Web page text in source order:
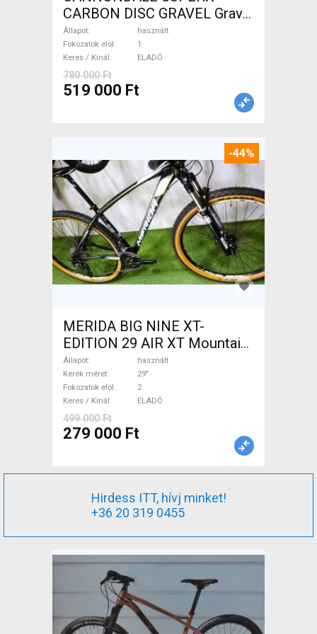
CARBON DISC GRAVEL Gravel
/ CX tárcsafék használt
ELADÓ
Állapot
használt
Fokozatok elöl
1
Keres / Kínál
ELADÓ
780 000 Ft
519 000 Ft
-44%
MERIDA BIG NINE XT-
EDITION 29 AIR XT Mountain
Bike 29" elöl teleszkópos
használt ELADÓ
Állapot
használt
Kerék méret
29"
Fokozatok elöl
2
Keres / Kínál
ELADÓ
499 000 Ft
279 000 Ft
Hirdess ITT, hívj minket!
+36 20 319 0455